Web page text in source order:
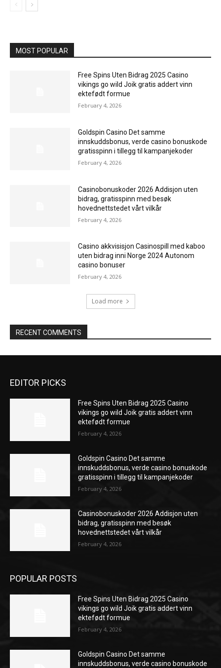
MOST POPULAR
Free Spins Uten Bidrag 2025 Casino
vikings go wild Joik gratis addert vinn
ektefødt formue
February 4, 2026
Goldspin Casino Det samme
innskuddsbonus, verde casino bonuskode
gratisspinn i tillegg til kampanjekoder
February 4, 2026
Casinobonuskoder 2026 Addisjon uten
bidrag, gratisspinn med besøk
hovednettstedet vårt vilkår
February 4, 2026
Casino akkvisisjon Casinospill med kaboo
uten bidrag inni Norge 2024 Autonom
casino bonuser
February 4, 2026
Load more
RECENT COMMENTS
EDITOR PICKS
Free Spins Uten Bidrag 2025 Casino
vikings go wild Joik gratis addert vinn
ektefødt formue
February 4, 2026
Goldspin Casino Det samme
innskuddsbonus, verde casino bonuskode
gratisspinn i tillegg til kampanjekoder
February 4, 2026
Casinobonuskoder 2026 Addisjon uten
bidrag, gratisspinn med besøk
hovednettstedet vårt vilkår
February 4, 2026
POPULAR POSTS
Free Spins Uten Bidrag 2025 Casino
vikings go wild Joik gratis addert vinn
ektefødt formue
February 4, 2026
Goldspin Casino Det samme
innskuddsbonus, verde casino bonuskode